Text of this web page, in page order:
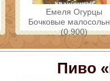
Емеля Огурцы
Бочковые
(0,900)
Пиво